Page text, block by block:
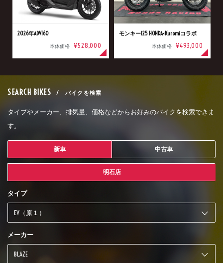
2026年ADV160
本体価格 ¥528,000
モンキー125 HONDA×Kuromiコラボ
本体価格 ¥493,000
SEARCH BIKES / バイクを検索
タイプやメーカー、排気量、価格などからお好みのバイクを検索できま
す。
新車 中古車
明石店
タイプ
メーカー